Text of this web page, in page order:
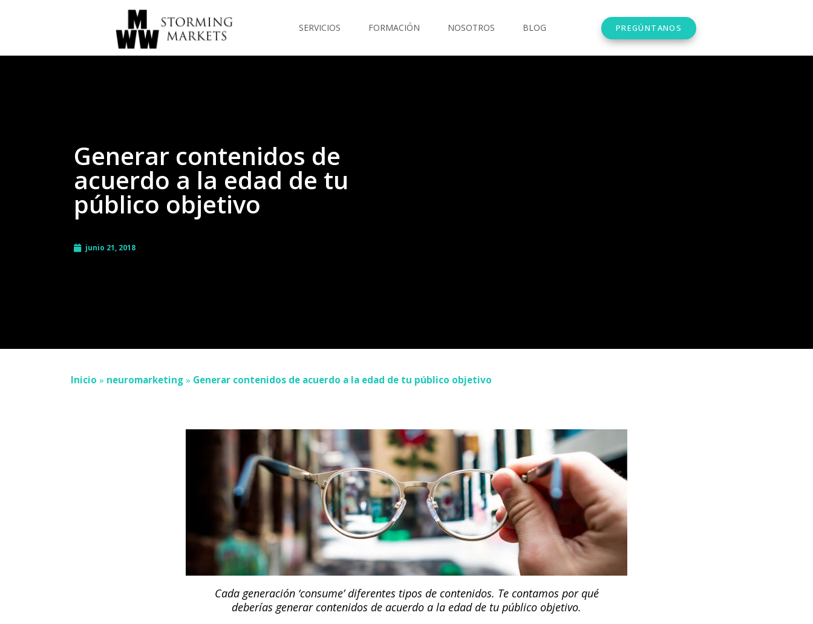
SERVICIOS FORMACIÓN NOSOTROS BLOG PREGÚNTANOS
Generar contenidos de
acuerdo a la edad de tu
público objetivo
junio 21, 2018
Inicio » neuromarketing » Generar contenidos de acuerdo a la edad de tu público objetivo
Cada generación ‘consume’ diferentes tipos de contenidos. Te contamos por qué
deberías generar contenidos de acuerdo a la edad de tu público objetivo.